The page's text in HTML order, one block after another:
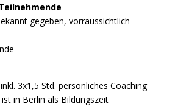
gegeben, vorraussichtlich
3x1,5 Std. persönliches Coaching
in Berlin als Bildungszeit